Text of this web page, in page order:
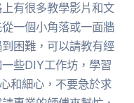
有很多教學影片和文
一個小角落或一面牆
困難，可以請教有經
些DIY工作坊，學習
和細心，不要急於求